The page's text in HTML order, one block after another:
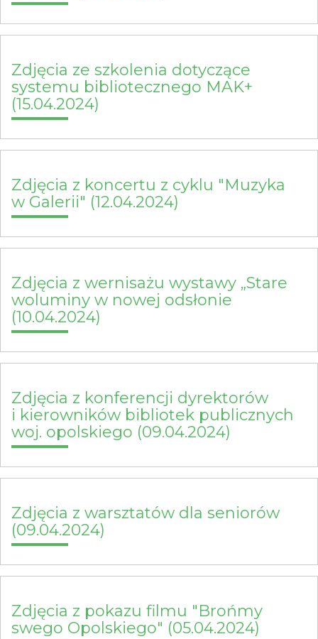
Zdjęcia ze szkolenia dotyczące
systemu bibliotecznego MAK+
(15.04.2024)
Zdjęcia z koncertu z cyklu "Muzyka
w Galerii" (12.04.2024)
Zdjęcia z wernisażu wystawy „Stare
woluminy w nowej odsłonie
(10.04.2024)
Zdjęcia z konferencji dyrektorów
i kierowników bibliotek publicznych
woj. opolskiego (09.04.2024)
Zdjęcia z warsztatów dla seniorów
(09.04.2024)
Zdjęcia z pokazu filmu "Brońmy
swego Opolskiego" (05.04.2024)